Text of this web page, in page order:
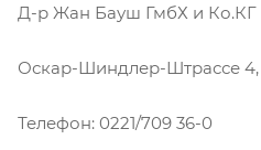
Д-р Жан Бауш ГмбХ и Ко.КГ
Оскар-Шиндлер-Штрассе 4,
Телефон: 0221/709 36-0